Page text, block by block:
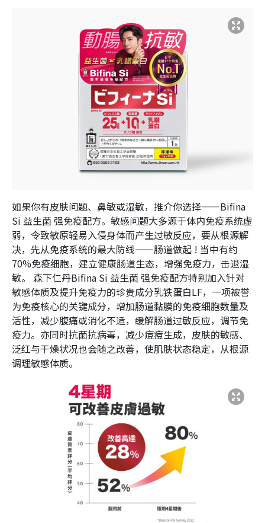
如果你有皮肤问题、鼻敏或湿敏，推介你选择——Bifina
Si 益生菌 强免疫配方。敏感问题大多源于体内免疫系统虚
弱，令致敏原轻易入侵身体而产生过敏反应，要从根源解
决，先从免疫系统的最大防线——肠道做起 ! 当中有约
70%免疫细胞，建立健康肠道生态，增强免疫力，击退湿
敏。 森下仁丹Bifina Si 益生菌 强免疫配方特别加入针对
敏感体质及提升免疫力的珍贵成分乳铁蛋白LF，一项被誉
为免疫核心的关键成分，增加肠道黏膜的免疫细胞数量及
活性，减少腹痛或消化不适，缓解肠道过敏反应，调节免
疫力。亦同时抗菌抗病毒，减少痘痘生成，皮肤的敏感、
泛红与干燥状况也会随之改善，使肌肤状态稳定，从根源
调理敏感体质。